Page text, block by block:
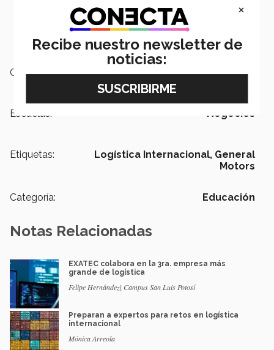
Weber State University
West Virginia University
Western Michigan University
Campus: Estado de México
Escuelas: Negocios
Etiquetas: Logística Internacional, General
Motors
Categoría: Educación
Notas Relacionadas
EXATEC colabora en la 3ra. empresa más
grande de logística
Felipe Hernández| Campus San Luis Potosí
Preparan a expertos para retos en logística
internacional
Mónica Arreola
×
Recibe nuestro newsletter de
noticias: